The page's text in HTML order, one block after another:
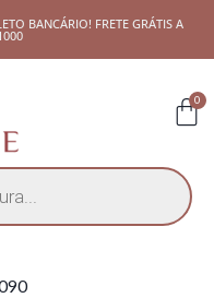
BANCÁRIO! FRETE GRÁTIS A
0